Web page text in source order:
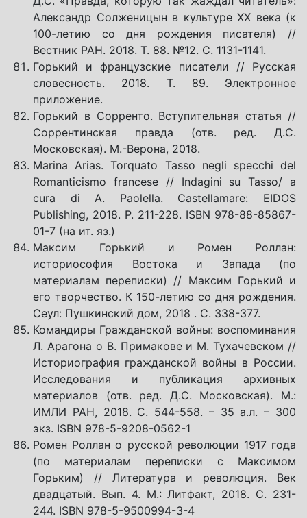
Александр Солженицын в культуре ХХ века (к
100-летию со дня рождения писателя) //
Вестник РАН. 2018. Т. 88. №12. С. 1131-1141.
Горький и французские писатели // Русская
словесность. 2018. Т. 89. Электронное
приложение.
Горький в Сорренто. Вступительная статья //
Соррентинская правда (отв. ред. Д.С.
Московская). М.-Верона, 2018.
Marina Arias. Torquato Tasso negli specchi del
Romanticismo francese // Indagini su Tasso/ a
cura di A. Paolella. Castellamare: EIDOS
Publishing, 2018. P. 211-228. ISBN 978-88-85867-
01-7 (на ит. яз.)
Максим Горький и Ромен Роллан:
историософия Востока и Запада (по
материалам переписки) // Максим Горький и
его творчество. К 150-летию со дня рождения.
Сеул: Пушкинский дом, 2018 . С. 338-377.
Командиры Гражданской войны: воспоминания
Л. Арагона о В. Примакове и М. Тухачевском //
Историография гражданской войны в России.
Исследования и публикация архивных
материалов (отв. ред. Д.С. Московская). М.:
ИМЛИ РАН, 2018. С. 544-558. – 35 а.л. – 300
экз. ISBN 978-5-9208-0562-1
Ромен Роллан о русской революции 1917 года
(по материалам переписки с Максимом
Горьким) // Литература и революция. Век
двадцатый. Вып. 4. М.: Литфакт, 2018. С. 231-
244. ISBN 978-5-9500994-3-4